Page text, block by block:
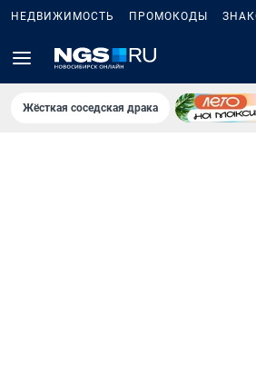
НЕДВИЖИМОСТЬ ПРОМОКОДЫ
Жёсткая соседская драка